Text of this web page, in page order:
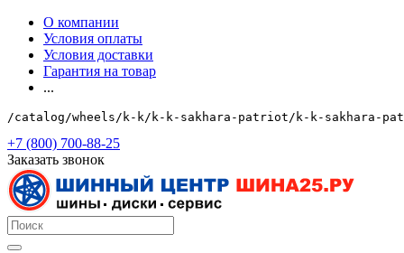
О компании
Условия оплаты
Условия доставки
Гарантия на товар
...
/catalog/wheels/k-k/k-k-sakhara-patriot/k-k-sakhara-
+7 (800) 700-88-25
Заказать звонок